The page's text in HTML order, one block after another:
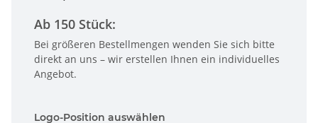
Ab 150 Stück:
Bei größeren Bestellmengen wenden Sie sich bitte
direkt an uns – wir erstellen Ihnen ein individuelles
Angebot.
Logo-Position auswählen